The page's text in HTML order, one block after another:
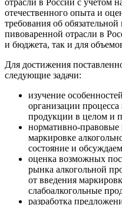
отечественного опыта и
требования об
пивоваренной отрасли в
и бюджета, так и для
Для достижения
следующие задачи:
изучение
организации
продукции в целом и
нормативно-
маркировке
состояние и
оценка возможных
рынка алкогольной
от введения
слабоалкогольные
разработка